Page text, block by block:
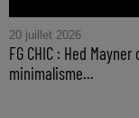
20 juillet 2026
FG CHIC : Hed
minimalisme...